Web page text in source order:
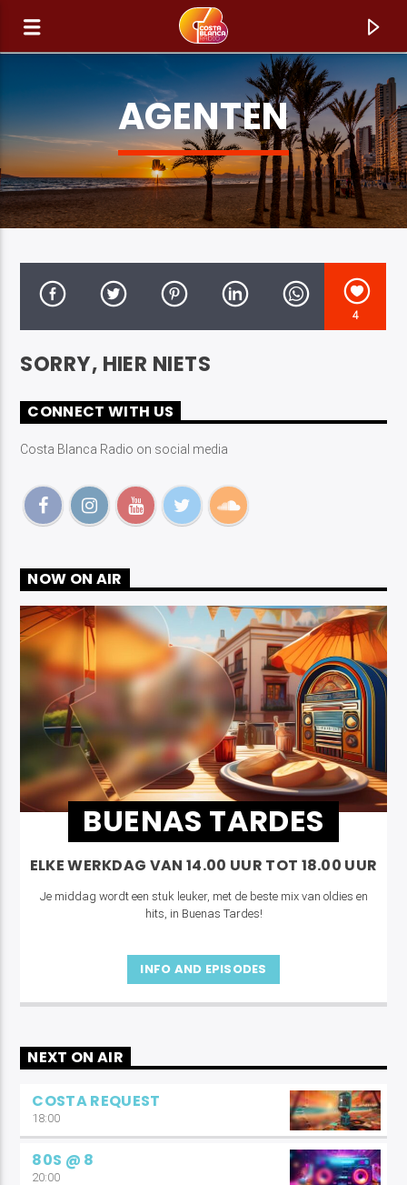
TITEL
AGENTEN
4
SORRY, HIER NIETS
CONNECT WITH US
Costa Blanca Radio on social media
NOW ON AIR
BUENAS TARDES
ELKE WERKDAG VAN 14.00 UUR TOT 18.00 UUR
Je middag wordt een stuk leuker, met de beste mix van oldies en
hits, in Buenas Tardes!
INFO AND EPISODES
NEXT ON AIR
COSTA REQUEST
18:00
80S @ 8
20:00